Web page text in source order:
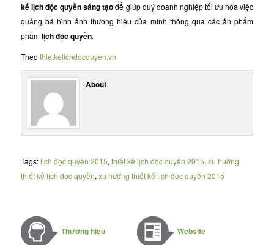
kế lịch độc quyền sáng tạođể giúp quý doanh nghiệp tối ưu hóa việc
quảng bá hình ảnh thương hiệu của mình thông qua các ấn phẩm
phẩmlịch độc quyền.
Theo thietkelichdocquyen.vn
About
Tags:lịch độc quyền 2015, thiết kế lịch độc quyền 2015, xu hướng
thiết kế lịch độc quyền, xu hướng thiết kế lịch độc quyền 2015
Thương hiệu Website